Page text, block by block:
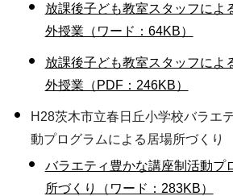
放課後子ども教室スタッフによ
外授業（ワード：64KB）
放課後子ども教室スタッフによ
外授業（PDF：246KB）
H28茨木市立春日丘小学校バラエ
動プログラムによる居場所づくり
バラエティ豊かな講座制活動プ
所づくり（ワード：283KB）